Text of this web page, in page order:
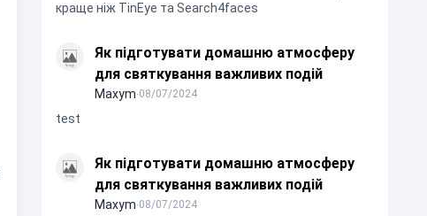
краще ніж TinEye та Search4faces
Як підготувати домашню атмосферу
для святкування важливих подій
Maxym∙08/07/2024
test
Як підготувати домашню атмосферу
для святкування важливих подій
Maxym∙08/07/2024